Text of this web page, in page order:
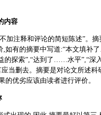
内容
加注释和评论的简短陈述”。
,如有的摘要中写道:“本文填
的探索”,“达到了……水平”,“
当删去。摘要是对论文所述
的优劣应该由读者进行评价。